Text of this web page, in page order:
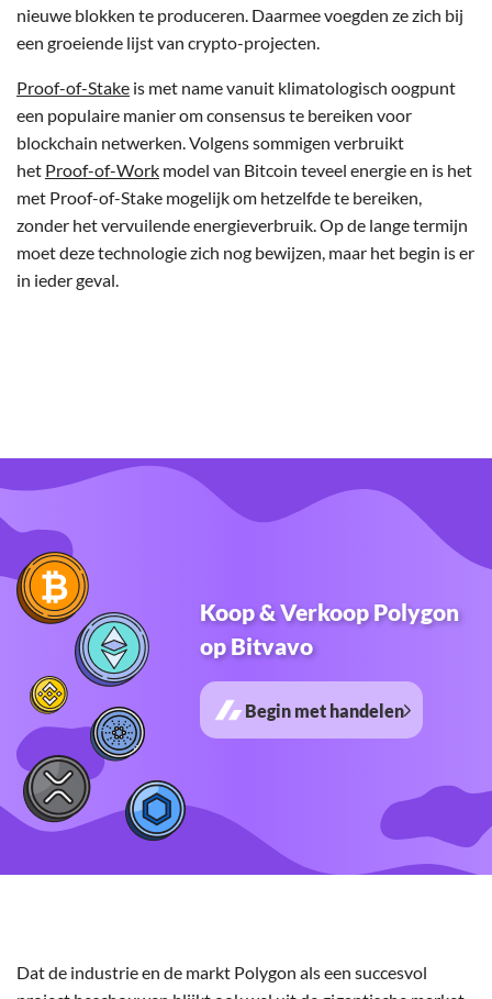
nieuwe blokken te produceren. Daarmee voegden ze zich bij
een groeiende lijst van crypto-projecten.
Proof-of-Stake is met name vanuit klimatologisch oogpunt
een populaire manier om consensus te bereiken voor
blockchain netwerken. Volgens sommigen verbruikt
het Proof-of-Work model van Bitcoin teveel energie en is het
met Proof-of-Stake mogelijk om hetzelfde te bereiken,
zonder het vervuilende energieverbruik. Op de lange termijn
moet deze technologie zich nog bewijzen, maar het begin is er
in ieder geval.
Koop & Verkoop Polygon
op Bitvavo
Begin met handelen
Dat de industrie en de markt Polygon als een succesvol